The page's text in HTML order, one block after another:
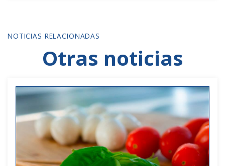
NOTICIAS RELACIONADAS
Otras noticias